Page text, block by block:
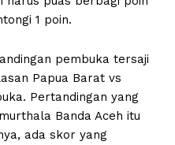
1 poin.
pembuka tersaji
Papua Barat vs
Pertandingan yang
Banda Aceh itu
ada skor yang